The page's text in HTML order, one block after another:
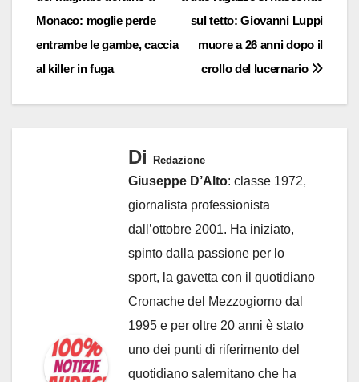
articoli
sul tetto: Giovanni Luppi
muore a 26 anni dopo il
crollo del lucernario
Monaco: moglie perde
entrambe le gambe, caccia
al killer in fuga
Di Redazione
Giuseppe D’Alto: classe 1972,
giornalista professionista
dall’ottobre 2001. Ha iniziato,
spinto dalla passione per lo
sport, la gavetta con il quotidiano
Cronache del Mezzogiorno dal
1995 e per oltre 20 anni è stato
uno dei punti di riferimento del
quotidiano salernitano che ha